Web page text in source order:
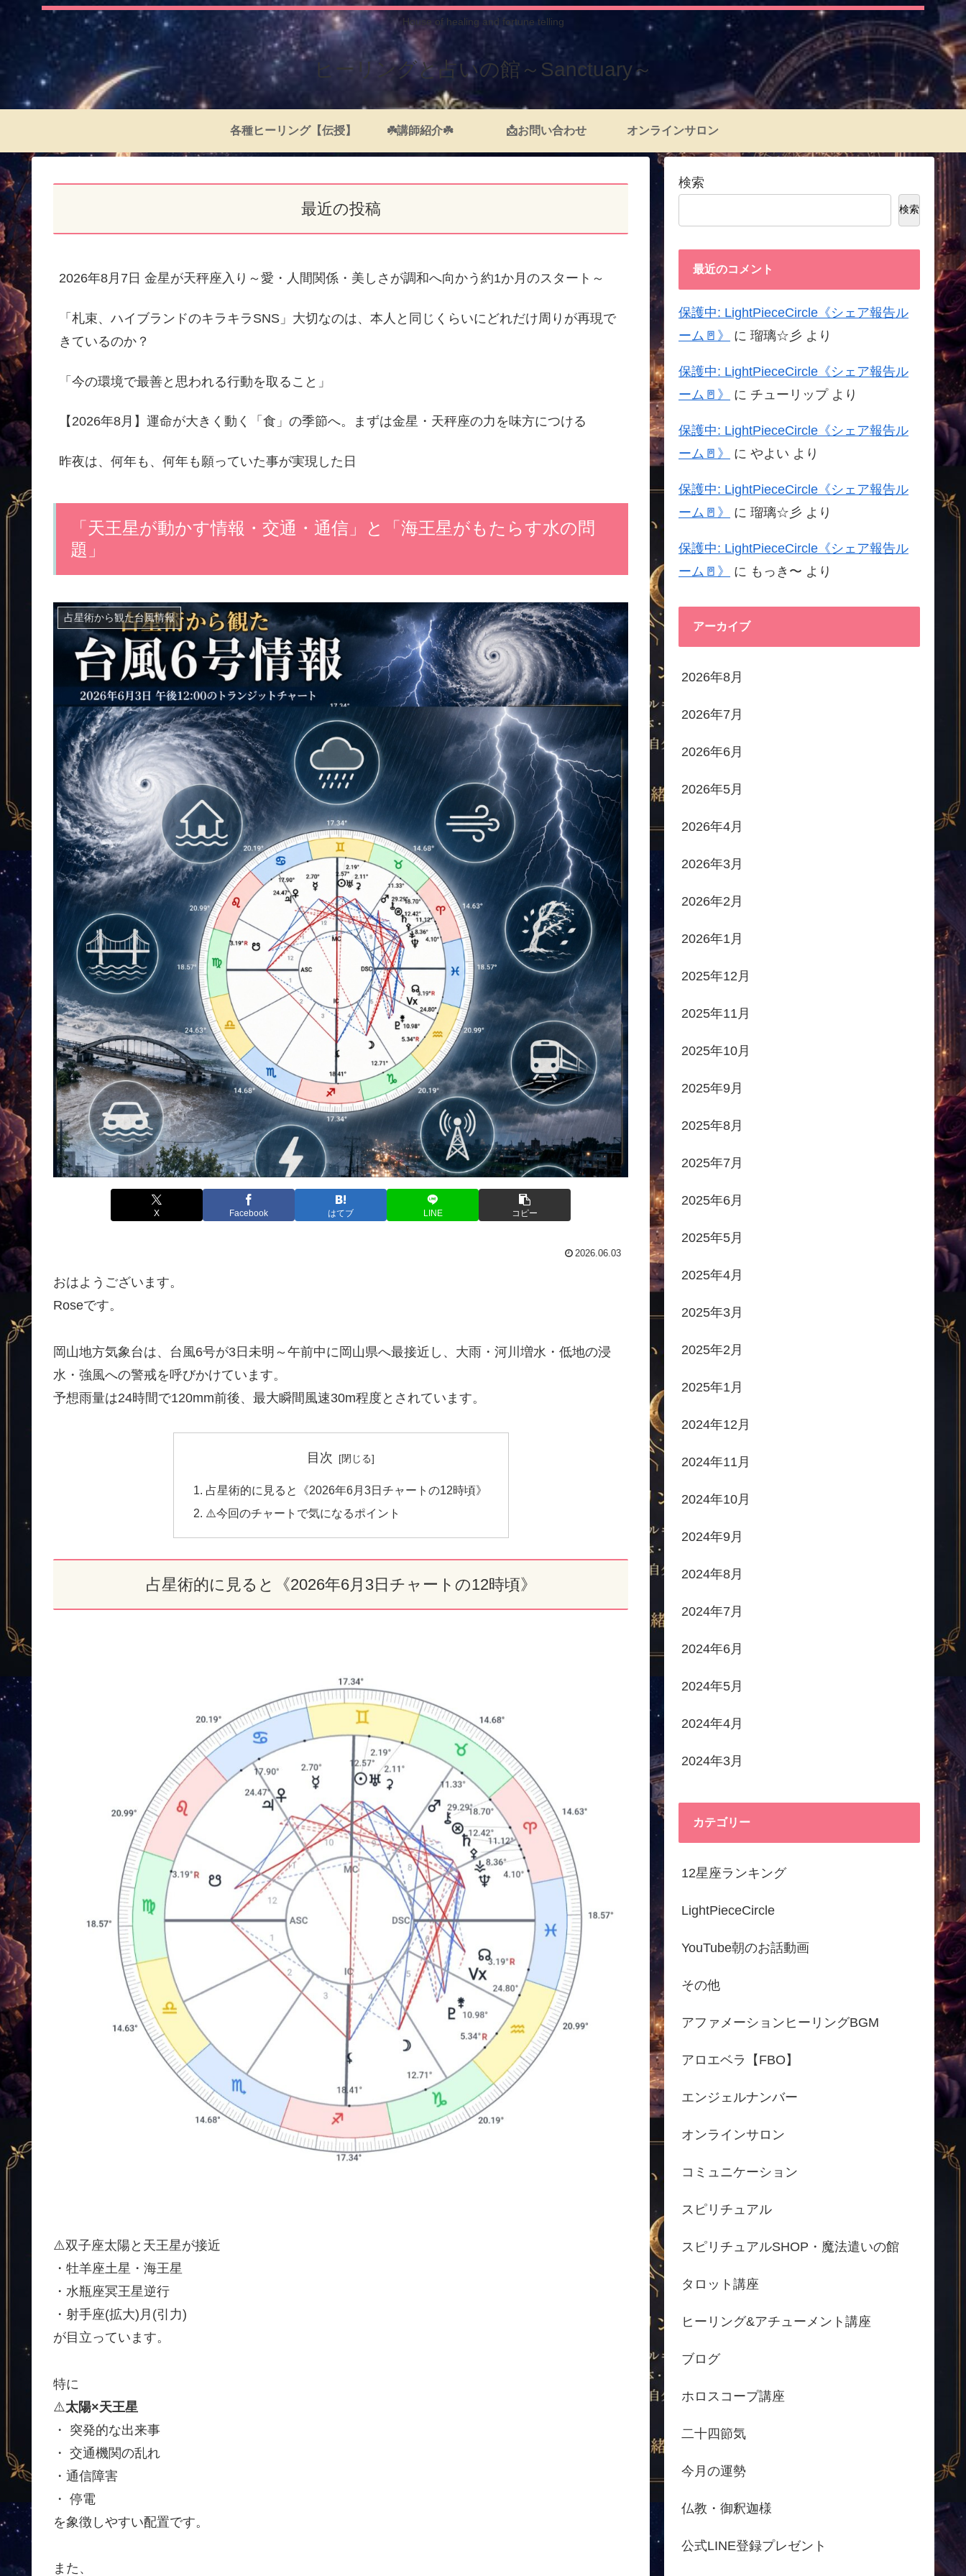
House of healing and fortune telling
ヒーリングと占いの館～Sanctuary～
各種ヒーリング【伝授】 ☘️講師紹介☘️ 📩お問い合わせ オンラインサロン
最近の投稿
2026年8月7日 金星が天秤座入り～愛・人間関係・美しさが調和へ向かう約1か月のスタート～
「札束、ハイブランドのキラキラSNS」大切なのは、本人と同じくらいにどれだけ周りが再現で
きているのか？
「今の環境で最善と思われる行動を取ること」
【2026年8月】運命が大きく動く「食」の季節へ。まずは金星・天秤座の力を味方につける
昨夜は、何年も、何年も願っていた事が実現した日
「天王星が動かす情報・交通・通信」と「海王星がもたらす水の問
題」
占星術から観た台風情報
X Facebook はてブ LINE コピー
2026.06.03
おはようございます。
Roseです。
岡山地方気象台は、台風6号が3日未明～午前中に岡山県へ最接近し、大雨・河川増水・低地の浸
水・強風への警戒を呼びかけています。
予想雨量は24時間で120mm前後、最大瞬間風速30m程度とされています。
目次
占星術的に見ると《2026年6月3日チャートの12時頃》
⚠️今回のチャートで気になるポイント
占星術的に見ると《2026年6月3日チャートの12時頃》
⚠️双子座太陽と天王星が接近
・牡羊座土星・海王星
・水瓶座冥王星逆行
・射手座(拡大)月(引力)
が目立っています。
特に
⚠️太陽×天王星
・ 突発的な出来事
・ 交通機関の乱れ
・通信障害
・ 停電
を象徴しやすい配置です。
また、
検索
検索
最近のコメント
保護中: LightPieceCircle《シェア報告ル
ーム🚪》
に 瑠璃☆彡 より
保護中: LightPieceCircle《シェア報告ル
ーム🚪》
に チューリップより
保護中: LightPieceCircle《シェア報告ル
ーム🚪》
に やよい より
保護中: LightPieceCircle《シェア報告ル
ーム🚪》
に 瑠璃☆彡 より
保護中: LightPieceCircle《シェア報告ル
ーム🚪》
に もっき〜 より
アーカイブ
2026年8月
2026年7月
2026年6月
2026年5月
2026年4月
2026年3月
2026年2月
2026年1月
2025年12月
2025年11月
2025年10月
2025年9月
2025年8月
2025年7月
2025年6月
2025年5月
2025年4月
2025年3月
2025年2月
2025年1月
2024年12月
2024年11月
2024年10月
2024年9月
2024年8月
2024年7月
2024年6月
2024年5月
2024年4月
2024年3月
カテゴリー
12星座ランキング
LightPieceCircle
YouTube朝のお話動画
その他
アファメーションヒーリングBGM
アロエベラ【FBO】
エンジェルナンバー
オンラインサロン
コミュニケーション
スピリチュアル
スピリチュアルSHOP・魔法遣いの館
タロット講座
ヒーリング&アチューメント講座
ブログ
ホロスコープ講座
二十四節気
今月の運勢
仏教・御釈迦様
公式LINE登録プレゼント